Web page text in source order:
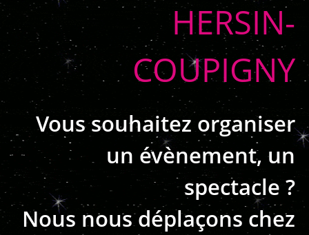
HERSIN-
COUPIGNY
Vous souhaitez organiser
un évènement, un
spectacle ?
Nous nous déplaçons chez